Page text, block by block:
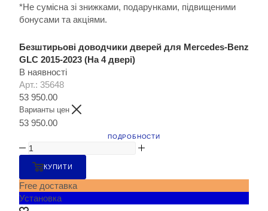
*Не сумісна зі знижками, подарунками, підвищеними
бонусами та акціями.
Безштирьові доводчики дверей для Mercedes-Benz
GLC 2015-2023 (На 4 двері)
В наявності
Арт.: 35648
53 950.00
Варианты цен
53 950.00
ПОДРОБНОСТИ
КУПИТИ
Free доставка
Установка